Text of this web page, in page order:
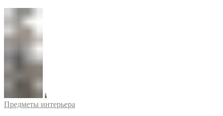
Предметы интерьера